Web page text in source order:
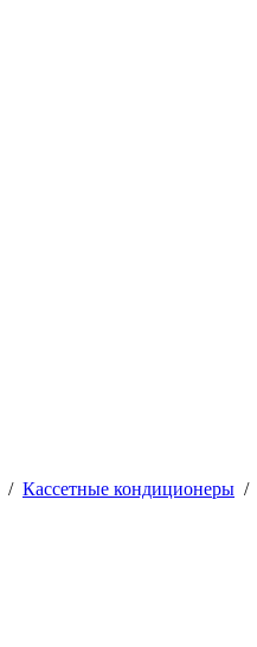
/ Кассетные кондиционеры /